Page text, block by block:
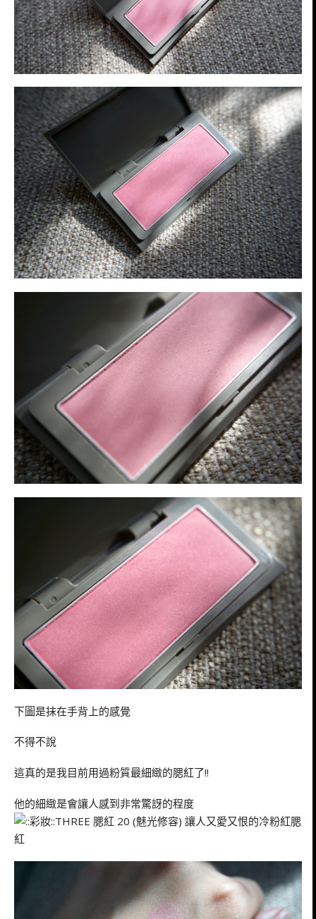
下圖是抹在手背上的感覺
不得不說
這真的是我目前用過粉質最細緻的腮紅了!!
他的細緻是會讓人感到非常驚訝的程度